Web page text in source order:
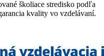
školiace stredisko podľa
kvality vo vzdelávaní.